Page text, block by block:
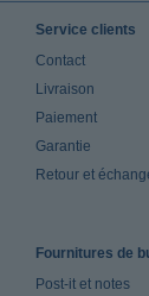
Service clients
Contact
Livraison
Paiement
Garantie
Retour et
Fournitures de
Post-it et notes